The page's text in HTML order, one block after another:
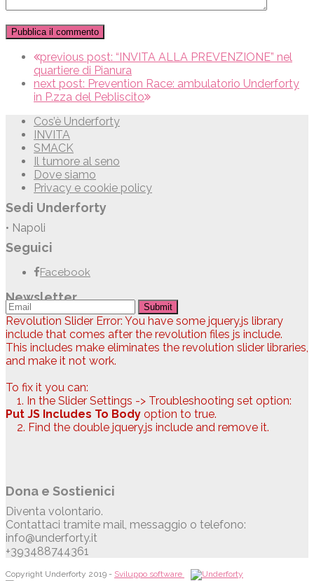
previous post: “INVITA ALLA PREVENZIONE” nel
quartiere di Pianura
next post: Prevention Race: ambulatorio Underforty
in P.zza del Pebliscito
Cos’è Underforty
INVITA
SMACK
Il tumore al seno
Dove siamo
Privacy e cookie policy
Sedi Underforty
• Napoli
Seguici
Facebook
Newsletter
Submit
Revolution Slider Error: You have some jquery.js library
include that comes after the revolution files js include.
This includes make eliminates the revolution slider libraries,
and make it not work.
To fix it you can:
1. In the Slider Settings -> Troubleshooting set option:
Put JS Includes To Body option to true.
2. Find the double jquery.js include and remove it.
Dona e Sostienici
Diventa volontario.
Contattaci tramite mail, messaggio o telefono:
info@underforty.it
+393488744361
Copyright Underforty 2019 - Sviluppo software